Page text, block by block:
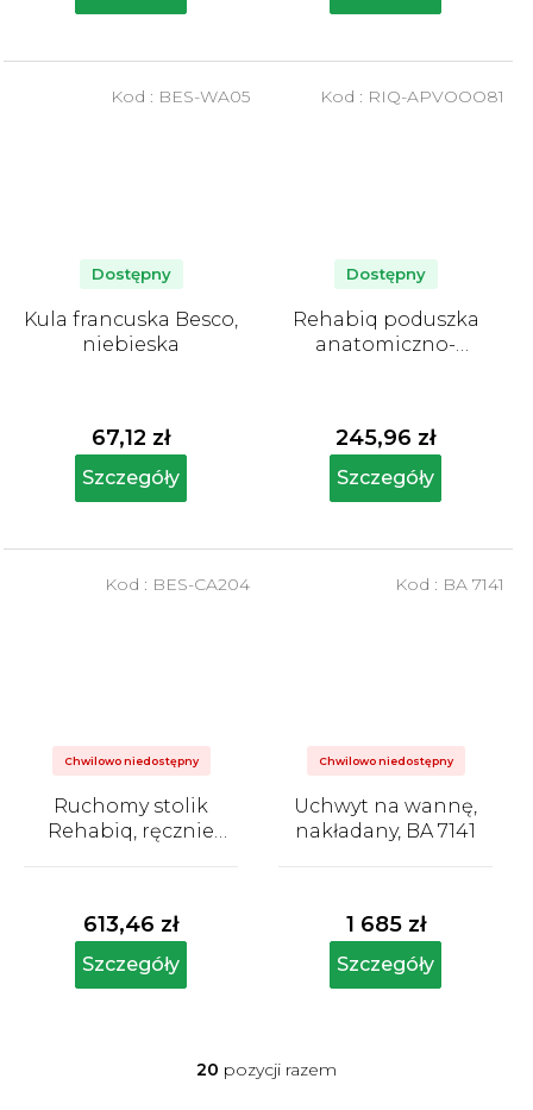
Kula francuska Besco,
niebieska
Dostępny
67,12 zł
Szczegóły
Kod : BES-WA05
Rehabiq poduszka
anatomiczno-
Dostępny
245,96 zł
Szczegóły
Kod : RIQ-APVOOO81
Ruchomy stolik
Rehabiq, ręcznie
produktu
wynosi
5,0
Chwilowo niedostępny
613,46 zł
Szczegóły
Kod : BES-CA204
Uchwyt na wannę,
nakładany, BA 7141
produktu
wynosi
5,0
Chwilowo niedostępny
1 685 zł
Szczegóły
Kod : BA 7141
K
20 pozycji razem